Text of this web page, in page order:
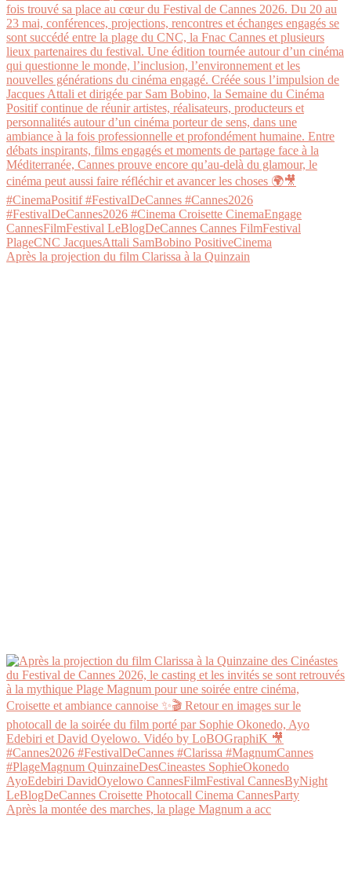
Après la projection du film Clarissa à la Quinzain
Après la montée des marches, la plage Magnum a acc